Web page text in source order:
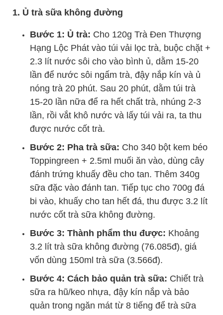
1. Ủ trà sữa không đường
Bước 1: Ủ trà: Cho 120g Trà Đen Thượng
Hạng Lộc Phát vào túi vải lọc trà, buộc chặt +
2.3 lít nước sôi cho vào bình ủ, dằm 15-20
lần để nước sôi ngấm trà, đậy nắp kín và ủ
nóng trà 20 phút. Sau 20 phút, dằm túi trà
15-20 lần nữa để ra hết chất trà, nhúng 2-3
lần, rồi vắt khô nước và lấy túi vải ra, ta thu
được nước cốt trà.
Bước 2: Pha trà sữa: Cho 340 bột kem béo
Toppingreen + 2.5ml muối ăn vào, dùng cây
đánh trứng khuấy đều cho tan. Thêm 340g
sữa đặc vào đánh tan. Tiếp tục cho 700g đá
bi vào, khuấy cho tan hết đá, thu được 3.2 lít
nước cốt trà sữa không đường.
Bước 3: Thành phẩm thu được: Khoảng
3.2 lít trà sữa không đường (76.085đ), giá
vốn dùng 150ml trà sữa (3.566đ).
Bước 4: Cách bảo quản trà sữa: Chiết trà
sữa ra hũ/keo nhựa, đậy kín nắp và bảo
quản trong ngăn mát từ 8 tiếng để trà sữa